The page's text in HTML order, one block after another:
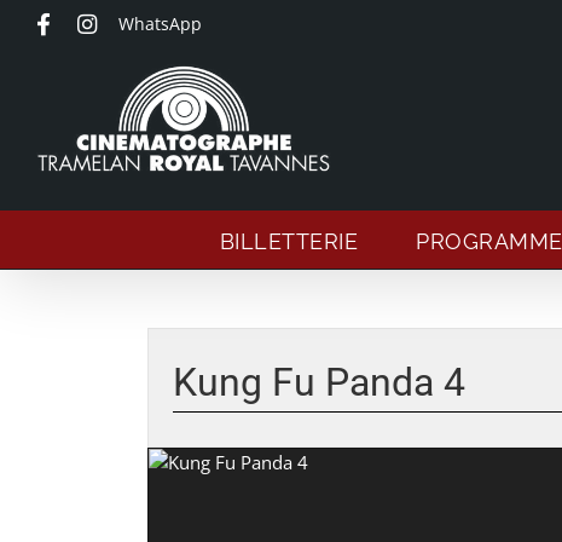
Passer
WhatsApp
BILLETTERIE PROGRAMME
l'image
agrandie
Kung Fu Panda 4